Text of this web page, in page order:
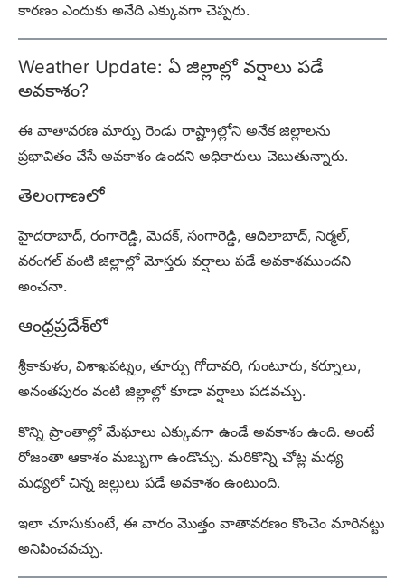
కారణం ఎందుకు అనేది ఎక్కువగా చెప్పరు.
Weather Update: ఏ జిల్లాల్లో వర్షాలు పడే
అవకాశం?
ఈ వాతావరణ మార్పు రెండు రాష్ట్రాల్లోని అనేక జిల్లాలను
ప్రభావితం చేసే అవకాశం ఉందని అధికారులు చెబుతున్నారు.
తెలంగాణలో
హైదరాబాద్, రంగారెడ్డి, మెదక్, సంగారెడ్డి, ఆదిలాబాద్, నిర్మల్,
వరంగల్ వంటి జిల్లాల్లో మోస్తరు వర్షాలు పడే అవకాశముందని
అంచనా.
ఆంధ్రప్రదేశ్‌లో
శ్రీకాకుళం, విశాఖపట్నం, తూర్పు గోదావరి, గుంటూరు, కర్నూలు,
అనంతపురం వంటి జిల్లాల్లో కూడా వర్షాలు పడవచ్చు.
కొన్ని ప్రాంతాల్లో మేఘాలు ఎక్కువగా ఉండే అవకాశం ఉంది. అంటే
రోజంతా ఆకాశం మబ్బుగా ఉండొచ్చు. మరికొన్ని చోట్ల మధ్య
మధ్యలో చిన్న జల్లులు పడే అవకాశం ఉంటుంది.
ఇలా చూసుకుంటే, ఈ వారం మొత్తం వాతావరణం కొంచెం మారినట్టు
అనిపించవచ్చు.